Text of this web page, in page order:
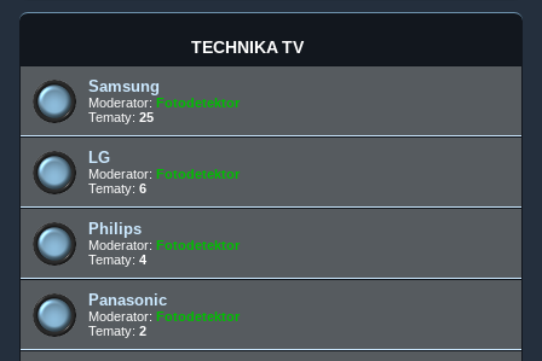
TECHNIKA TV
Samsung
Moderator: Fotodetektor
Tematy: 25
LG
Moderator: Fotodetektor
Tematy: 6
Philips
Moderator: Fotodetektor
Tematy: 4
Panasonic
Moderator: Fotodetektor
Tematy: 2